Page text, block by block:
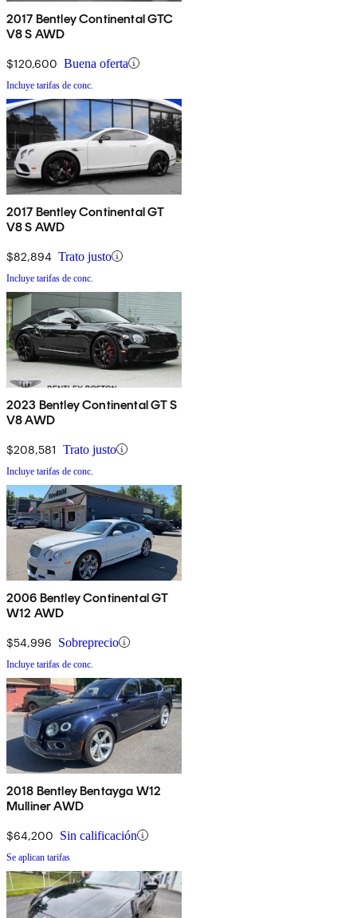
2017 Bentley Continental GTC
V8 S AWD
$120,600 Buena oferta
Incluye tarifas de conc.
2017 Bentley Continental GT
V8 S AWD
$82,894 Trato justo
Incluye tarifas de conc.
2023 Bentley Continental GT S
V8 AWD
$208,581 Trato justo
Incluye tarifas de conc.
2006 Bentley Continental GT
W12 AWD
$54,996 Sobreprecio
Incluye tarifas de conc.
2018 Bentley Bentayga W12
Mulliner AWD
$64,200 Sin calificación
Se aplican tarifas